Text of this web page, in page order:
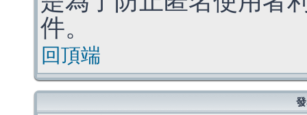
件。
回頂端